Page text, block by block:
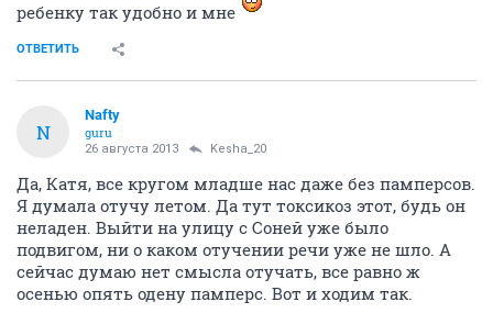
ребенку так удобно и мне
ОТВЕТИТЬ
N
Nafty
guru
26 августа 2013 Kesha_20
Да, Катя, все кругом младше нас даже без памперсов.
Я думала отучу летом. Да тут токсикоз этот, будь он
неладен. Выйти на улицу с Соней уже было
подвигом, ни о каком отучении речи уже не шло. А
сейчас думаю нет смысла отучать, все равно ж
осенью опять одену памперс. Вот и ходим так.